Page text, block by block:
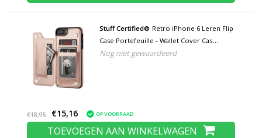
Stuff Certified® Retro iPhone 6 Leren Flip
Case Portefeuille - Wallet Cover Cas
Hoesje Rose Gold
Nog niet gewaardeerd
€18,95 €15,16 OP VOORRAAD
TOEVOEGEN AAN WINKELWAGEN